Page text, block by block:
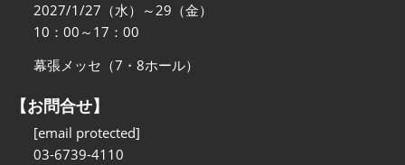
2027/1/27（水）～29（金）
10：00～17：00
幕張メッセ（7・8ホール）
【お問合せ】
[email protected]
03-6739-4110